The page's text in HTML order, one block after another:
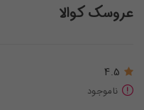
عروسک کوالا
4.5
ناموجود